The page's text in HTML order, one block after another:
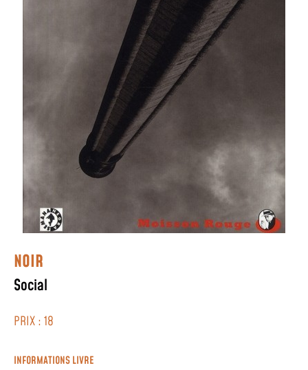
NOIR
Social
PRIX : 18
INFORMATIONS LIVRE